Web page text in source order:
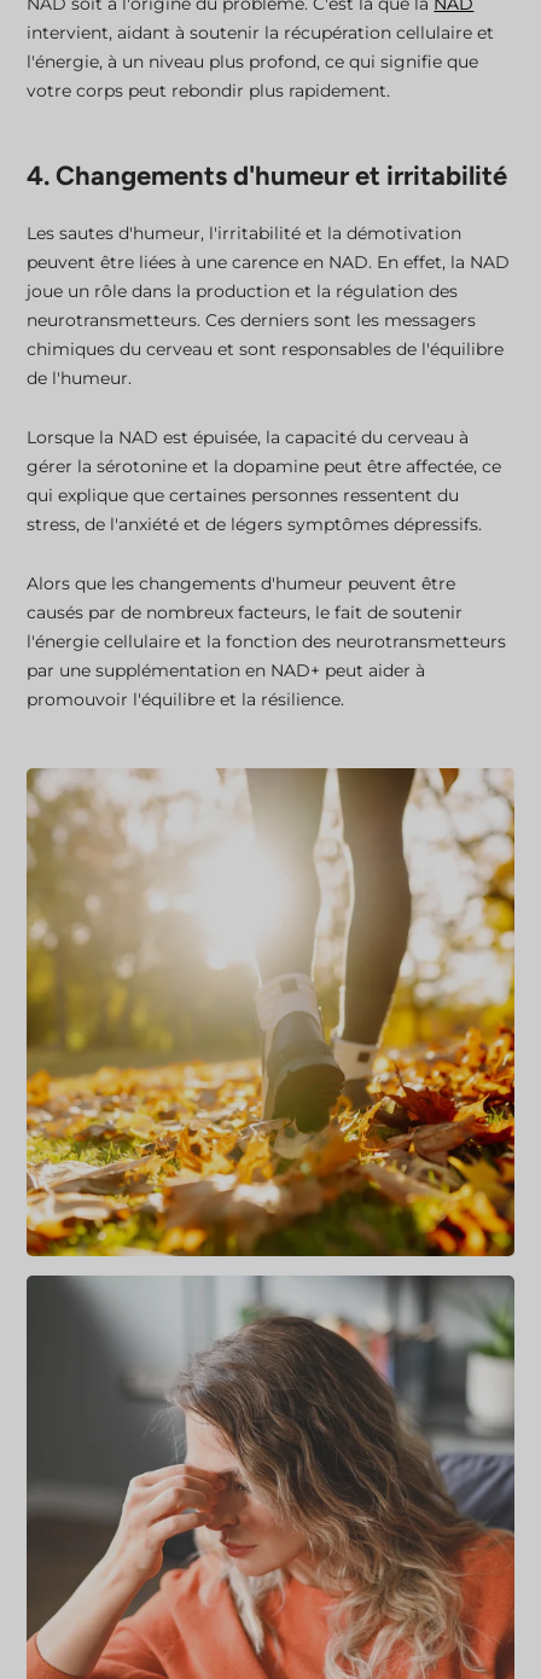
intervient, aidant à soutenir la récupération cellulaire et
l'énergie, à un niveau plus profond, ce qui signifie que
votre corps peut rebondir plus rapidement.
4. Changements d'humeur et irritabilité
Les sautes d'humeur, l'irritabilité et la démotivation
peuvent être liées à une carence en NAD. En effet, la NAD
joue un rôle dans la production et la régulation des
neurotransmetteurs. Ces derniers sont les messagers
chimiques du cerveau et sont responsables de l'équilibre
de l'humeur.
Lorsque la NAD est épuisée, la capacité du cerveau à
gérer la sérotonine et la dopamine peut être affectée, ce
qui explique que certaines personnes ressentent du
stress, de l'anxiété et de légers symptômes dépressifs.
Alors que les changements d'humeur peuvent être
causés par de nombreux facteurs, le fait de soutenir
l'énergie cellulaire et la fonction des neurotransmetteurs
par une supplémentation en NAD+ peut aider à
promouvoir l'équilibre et la résilience.